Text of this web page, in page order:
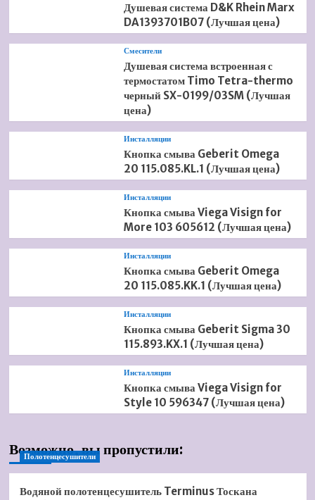
Душевая система D&K Rhein Marx
DA1393701B07 (Лучшая цена)
Смесители
Душевая система встроенная с
термостатом Timo Tetra-thermo
черный SX-0199/03SM (Лучшая
цена)
Инсталляции
Кнопка смыва Geberit Omega
20 115.085.KL.1 (Лучшая цена)
Инсталляции
Кнопка смыва Viega Visign for
More 103 605612 (Лучшая цена)
Инсталляции
Кнопка смыва Geberit Omega
20 115.085.KK.1 (Лучшая цена)
Инсталляции
Кнопка смыва Geberit Sigma 30
115.893.KX.1 (Лучшая цена)
Инсталляции
Кнопка смыва Viega Visign for
Style 10 596347 (Лучшая цена)
Возможно, вы пропустили:
Полотенцесушители
Водяной полотенцесушитель Terminus Тоскана